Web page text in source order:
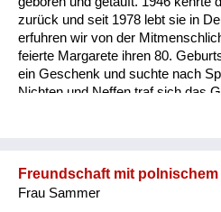
zurück und seit 1978 lebt sie in
erfuhren wir von der
feierte Margarete ihren 80.
ein Geschenk und suchte nach
Nichten und Neffen traf sich das
2025 an dessen Grab (Pfarre
Freundschaft mit
Frau Sammer